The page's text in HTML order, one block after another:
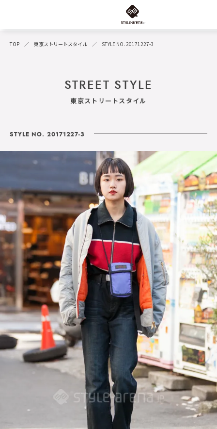
TOP 東京ストリートスタイル STYLE NO. 20171227-3
STREET STYLE
東京ストリートスタイル
STYLE NO. 20171227-3